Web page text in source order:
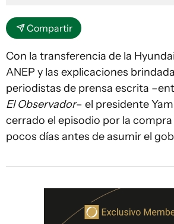
Compartir
Con la transferencia de la
ANEP y las explicaciones
periodistas de prensa escrita
El Observador– el presidente
cerrado el episodio por la
pocos días antes de asumir el